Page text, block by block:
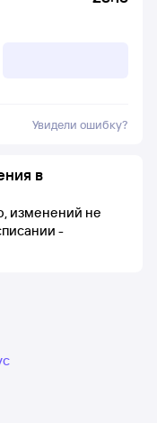
Увидели ошибку?
в
изменений не
-